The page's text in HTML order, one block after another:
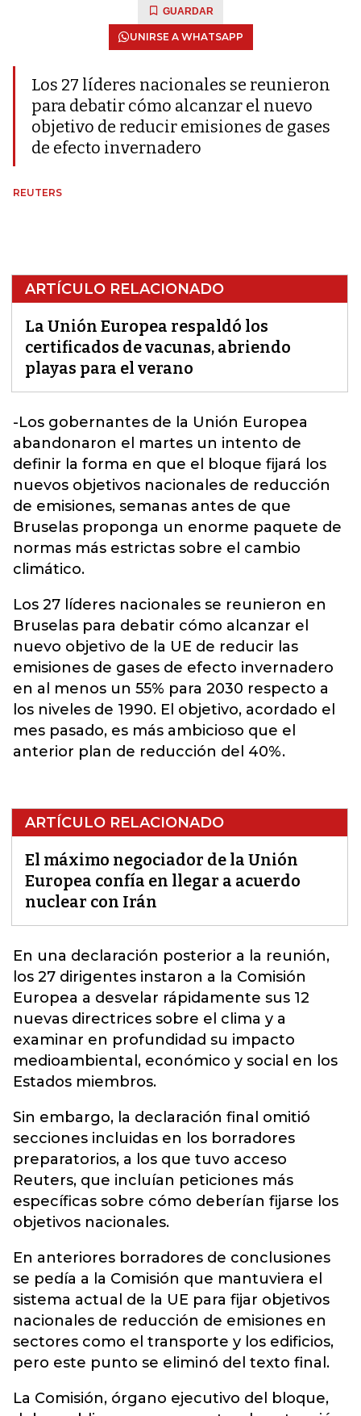
GUARDAR
UNIRSE A WHATSAPP
Los 27 líderes nacionales se reunieron
para debatir cómo alcanzar el nuevo
objetivo de reducir emisiones de gases
de efecto invernadero
REUTERS
ARTÍCULO RELACIONADO
La Unión Europea respaldó los
certificados de vacunas, abriendo
playas para el verano
-Los gobernantes de la Unión Europea
abandonaron el martes un intento de
definir la forma en que el bloque fijará los
nuevos objetivos nacionales de reducción
de emisiones, semanas antes de que
Bruselas proponga un enorme paquete de
normas más estrictas sobre el cambio
climático.
Los 27 líderes nacionales se reunieron en
Bruselas para debatir cómo alcanzar el
nuevo objetivo de la UE de reducir las
emisiones de gases de efecto invernadero
en al menos un 55% para 2030 respecto a
los niveles de 1990. El objetivo, acordado el
mes pasado, es más ambicioso que el
anterior plan de reducción del 40%.
ARTÍCULO RELACIONADO
El máximo negociador de la Unión
Europea confía en llegar a acuerdo
nuclear con Irán
En una declaración posterior a la reunión,
los 27 dirigentes instaron a la Comisión
Europea a desvelar rápidamente sus 12
nuevas directrices sobre el clima y a
examinar en profundidad su impacto
medioambiental, económico y social en los
Estados miembros.
Sin embargo, la declaración final omitió
secciones incluidas en los borradores
preparatorios, a los que tuvo acceso
Reuters, que incluían peticiones más
específicas sobre cómo deberían fijarse los
objetivos nacionales.
En anteriores borradores de conclusiones
se pedía a la Comisión que mantuviera el
sistema actual de la UE para fijar objetivos
nacionales de reducción de emisiones en
sectores como el transporte y los edificios,
pero este punto se eliminó del texto final.
La Comisión, órgano ejecutivo del bloque,